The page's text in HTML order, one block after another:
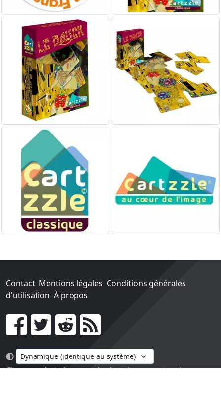
Contact Mentions légales Conditions générales
d'utilisation À propos
Go !
Chaque achat chez une des boutiques partenaires nous